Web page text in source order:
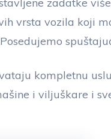
vrsta vozila koji
kompletnu
i viljuškare i